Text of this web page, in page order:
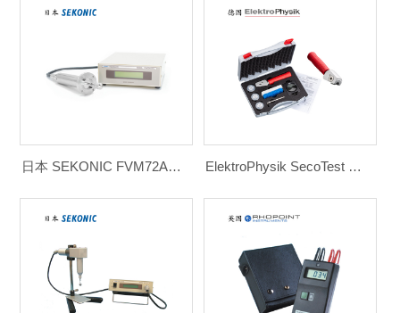
日本 SEKONIC FVM72A系列粘度计 ElektroPhysik SecoTest 划格器 百格刀